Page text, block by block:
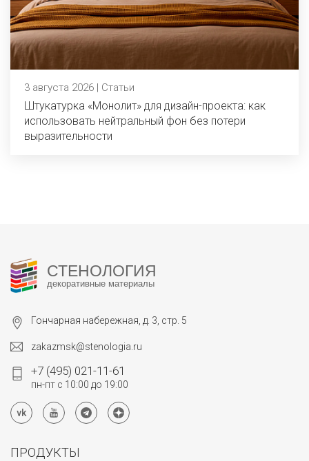
3 августа 2026 | Статьи
Штукатурка «Монолит» для дизайн-проекта: как
использовать нейтральный фон без потери
выразительности
СТЕНОЛОГИЯ
декоративные материалы
Гончарная набережная, д. 3, стр. 5
zakazmsk@stenologia.ru
+7 (495) 021-11-61
пн-пт с 10:00 до 19:00
ПРОДУКТЫ